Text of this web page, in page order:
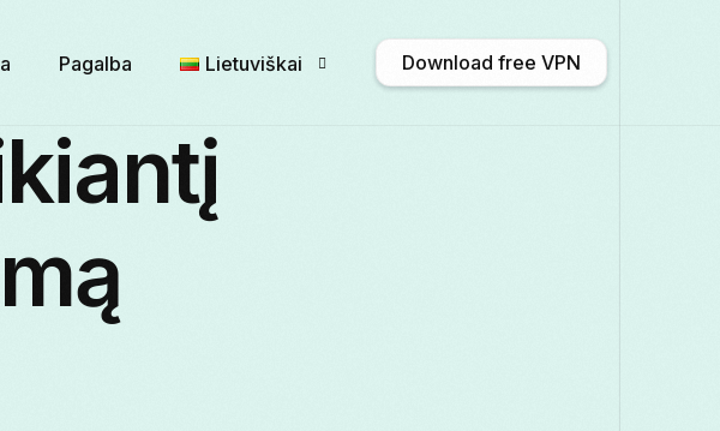
Pagalba Lietuviškai
English
Download free VPN